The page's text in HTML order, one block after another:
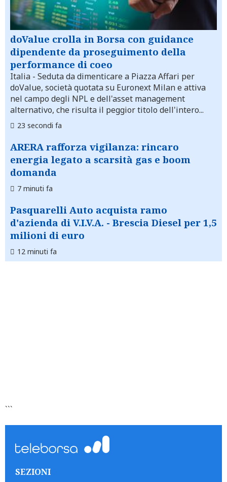
doValue crolla in Borsa con guidance
dipendente da proseguimento della
performance di coeo
Italia - Seduta da dimenticare a Piazza Affari per
doValue, società quotata su Euronext Milan e attiva
nel campo degli NPL e dell'asset management
alternativo, che risulta il peggior titolo dell'intero...
23 secondi fa
ARERA rafforza vigilanza: rincaro
energia legato a scarsità gas e boom
domanda
7 minuti fa
Pasquarelli Auto acquista ramo
d'azienda di V.I.V.A. - Brescia Diesel per 1,5
milioni di euro
12 minuti fa
```
SEZIONI